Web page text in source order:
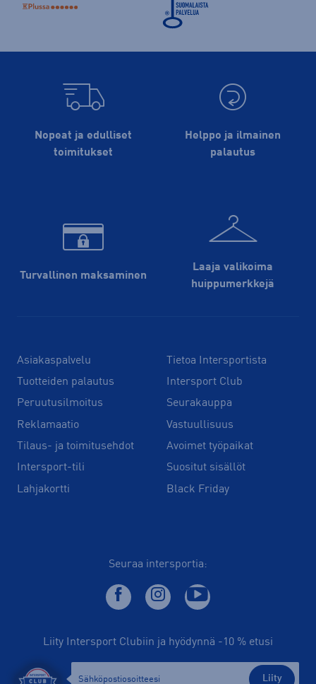
Nopeat ja edulliset
toimitukset
Helppo ja ilmainen
palautus
Turvallinen maksaminen
Laaja valikoima
huippu­merkkejä
Asiakaspalvelu
Tuotteiden palautus
Peruutusilmoitus
Reklamaatio
Tilaus- ja toimitusehdot
Intersport-tili
Lahjakortti
Tietoa Intersportista
Intersport Club
Seurakauppa
Vastuullisuus
Avoimet työpaikat
Suositut sisällöt
Black Friday
Seuraa intersportia:
Liity Intersport Clubiin ja hyödynnä -10 % etusi
Liity